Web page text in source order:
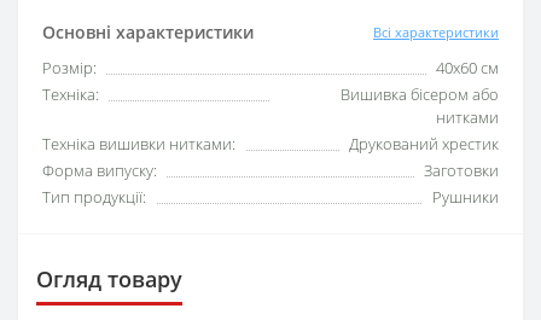
Основні характеристики Всі характеристики
Розмір:
40х60 см
Техніка:
Вишивка бісером або
нитками
Техніка вишивки нитками:
Друкований хрестик
Форма випуску:
Заготовки
Тип продукції:
Рушники
Огляд товару